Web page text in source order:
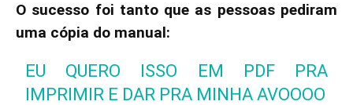
O sucesso foi tanto que as pessoas pediram
uma cópia do manual:
EU QUERO ISSO EM PDF PRA
IMPRIMIR E DAR PRA MINHA AVOOOO